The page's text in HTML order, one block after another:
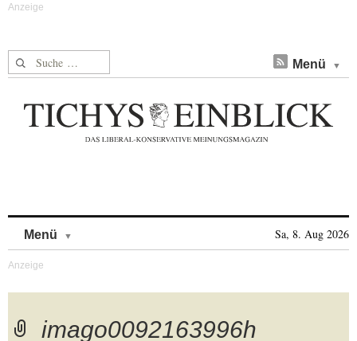
Suche nach: Menü
Menü Sa, 8. Aug 2026
imago0092163996h